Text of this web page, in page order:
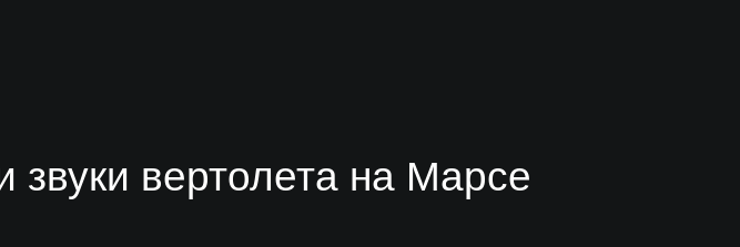
звуки вертолета на Марсе